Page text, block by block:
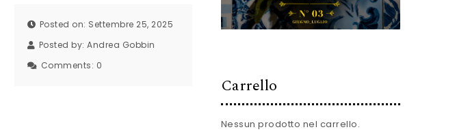
Posted on: Settembre 25, 2025
Posted by:Andrea Gobbin
Comments: 0
Carrello
Nessun prodotto nel carrello.